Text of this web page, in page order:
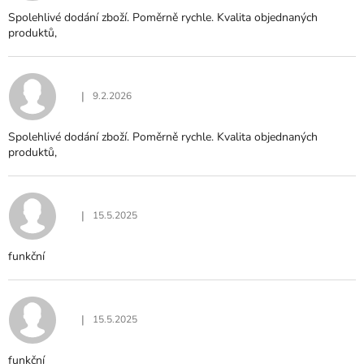
Spolehlivé dodání zboží. Poměrně rychle. Kvalita objednaných
produktů,
Hodnocení produktu je 5 z 5 hvězdiček.
| 9.2.2026
Spolehlivé dodání zboží. Poměrně rychle. Kvalita objednaných
produktů,
Hodnocení produktu je 5 z 5 hvězdiček.
| 15.5.2025
funkční
Hodnocení produktu je 5 z 5 hvězdiček.
| 15.5.2025
funkční